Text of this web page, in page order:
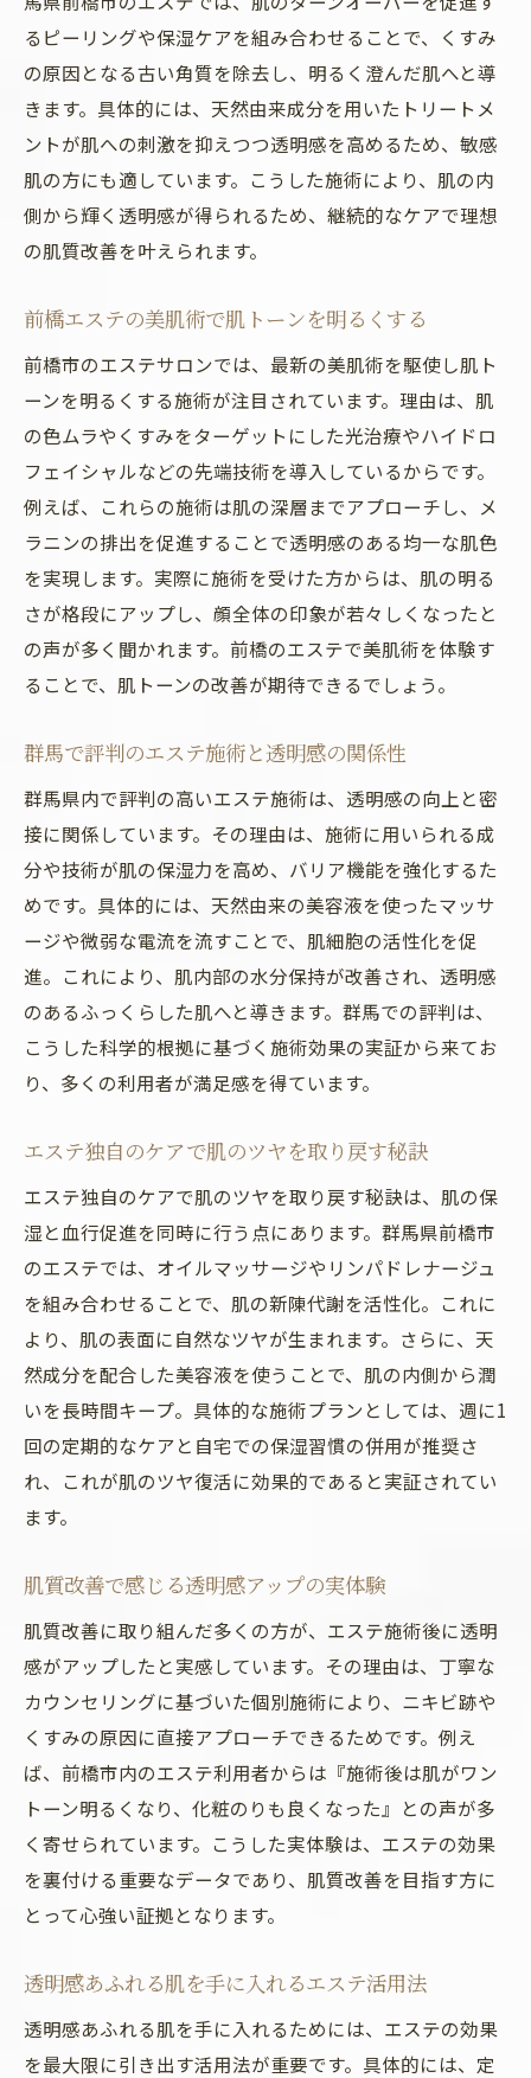
るピーリングや保湿ケアを組み合わせることで、くすみ
の原因となる古い角質を除去し、明るく澄んだ肌へと導
きます。具体的には、天然由来成分を用いたトリートメ
ントが肌への刺激を抑えつつ透明感を高めるため、敏感
肌の方にも適しています。こうした施術により、肌の内
側から輝く透明感が得られるため、継続的なケアで理想
の肌質改善を叶えられます。
前橋エステの美肌術で肌トーンを明るくする
前橋市のエステサロンでは、最新の美肌術を駆使し肌ト
ーンを明るくする施術が注目されています。理由は、肌
の色ムラやくすみをターゲットにした光治療やハイドロ
フェイシャルなどの先端技術を導入しているからです。
例えば、これらの施術は肌の深層までアプローチし、メ
ラニンの排出を促進することで透明感のある均一な肌色
を実現します。実際に施術を受けた方からは、肌の明る
さが格段にアップし、顔全体の印象が若々しくなったと
の声が多く聞かれます。前橋のエステで美肌術を体験す
ることで、肌トーンの改善が期待できるでしょう。
群馬で評判のエステ施術と透明感の関係性
群馬県内で評判の高いエステ施術は、透明感の向上と密
接に関係しています。その理由は、施術に用いられる成
分や技術が肌の保湿力を高め、バリア機能を強化するた
めです。具体的には、天然由来の美容液を使ったマッサ
ージや微弱な電流を流すことで、肌細胞の活性化を促
進。これにより、肌内部の水分保持が改善され、透明感
のあるふっくらした肌へと導きます。群馬での評判は、
こうした科学的根拠に基づく施術効果の実証から来てお
り、多くの利用者が満足感を得ています。
エステ独自のケアで肌のツヤを取り戻す秘訣
エステ独自のケアで肌のツヤを取り戻す秘訣は、肌の保
湿と血行促進を同時に行う点にあります。群馬県前橋市
のエステでは、オイルマッサージやリンパドレナージュ
を組み合わせることで、肌の新陳代謝を活性化。これに
より、肌の表面に自然なツヤが生まれます。さらに、天
然成分を配合した美容液を使うことで、肌の内側から潤
いを長時間キープ。具体的な施術プランとしては、週に1
回の定期的なケアと自宅での保湿習慣の併用が推奨さ
れ、これが肌のツヤ復活に効果的であると実証されてい
ます。
肌質改善で感じる透明感アップの実体験
肌質改善に取り組んだ多くの方が、エステ施術後に透明
感がアップしたと実感しています。その理由は、丁寧な
カウンセリングに基づいた個別施術により、ニキビ跡や
くすみの原因に直接アプローチできるためです。例え
ば、前橋市内のエステ利用者からは『施術後は肌がワン
トーン明るくなり、化粧のりも良くなった』との声が多
く寄せられています。こうした実体験は、エステの効果
を裏付ける重要なデータであり、肌質改善を目指す方に
とって心強い証拠となります。
透明感あふれる肌を手に入れるエステ活用法
透明感あふれる肌を手に入れるためには、エステの効果
を最大限に引き出す活用法が重要です。具体的には、定